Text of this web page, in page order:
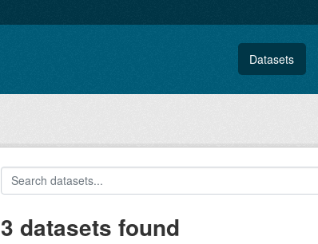
Datasets
3 datasets found